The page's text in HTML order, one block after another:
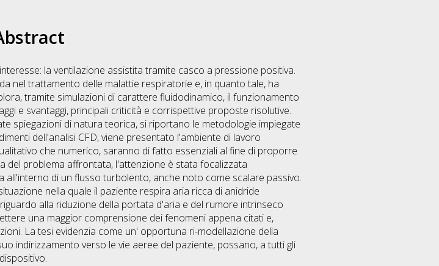
la ventilazione assistita tramite casco a pressione positiva.
nel trattamento delle malattie respiratorie e, in quanto tale, ha
tramite simulazioni di carattere fluidodinamico, il funzionamento
e svantaggi, principali criticità e corrispettive proposte risolutive.
spiegazioni di natura teorica, si riportano le metodologie impiegate
dell'analisi CFD, viene presentato l'ambiente di lavoro
che numerico, saranno di fatto essenziali al fine di proporre
del problema affrontata, l'attenzione è stata focalizzata
di un flusso turbolento, anche noto come scalare passivo.
nella quale il paziente respira aria ricca di anidride
alla riduzione della portata d'aria e del rumore intrinseco
una maggior comprensione dei fenomeni appena citati e,
La tesi evidenzia come un' opportuna ri-modellazione della
indirizzamento verso le vie aeree del paziente, possano, a tutti gli